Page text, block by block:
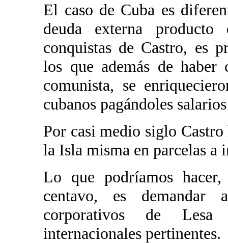
El caso de Cuba es
deuda externa
conquistas de Castro, es
los que además de
comunista, se
cubanos pagándoles
Por casi medio siglo
la Isla misma en parcelas a
Lo que podríamos
centavo, es demandar
corporativos de
internacionales pertinentes.